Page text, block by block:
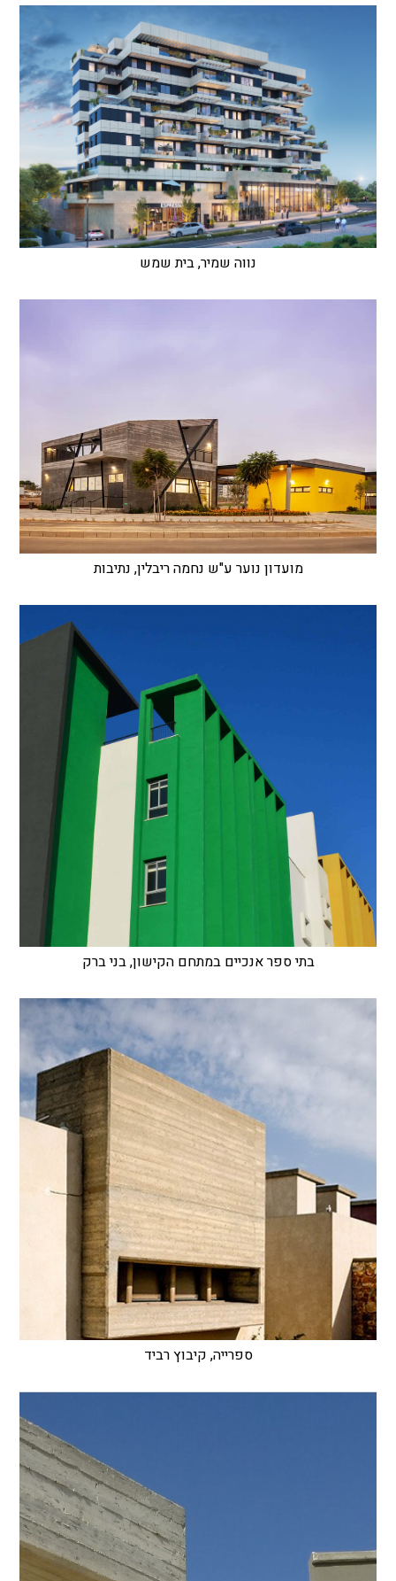
נווה שמיר, בית שמש
מועדון נוער ע"ש נחמה ריבלין, נתיבות
בתי ספר אנכיים במתחם הקישון, בני ברק
ספרייה, קיבוץ רביד